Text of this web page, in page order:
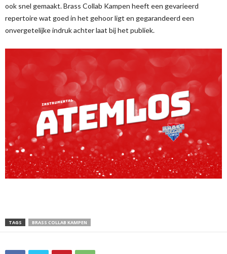
ook snel gemaakt. Brass Collab Kampen heeft een gevarieerd
repertoire wat goed in het gehoor ligt en gegarandeerd een
onvergetelijke indruk achter laat bij het publiek.
TAGS BRASS COLLAB KAMPEN